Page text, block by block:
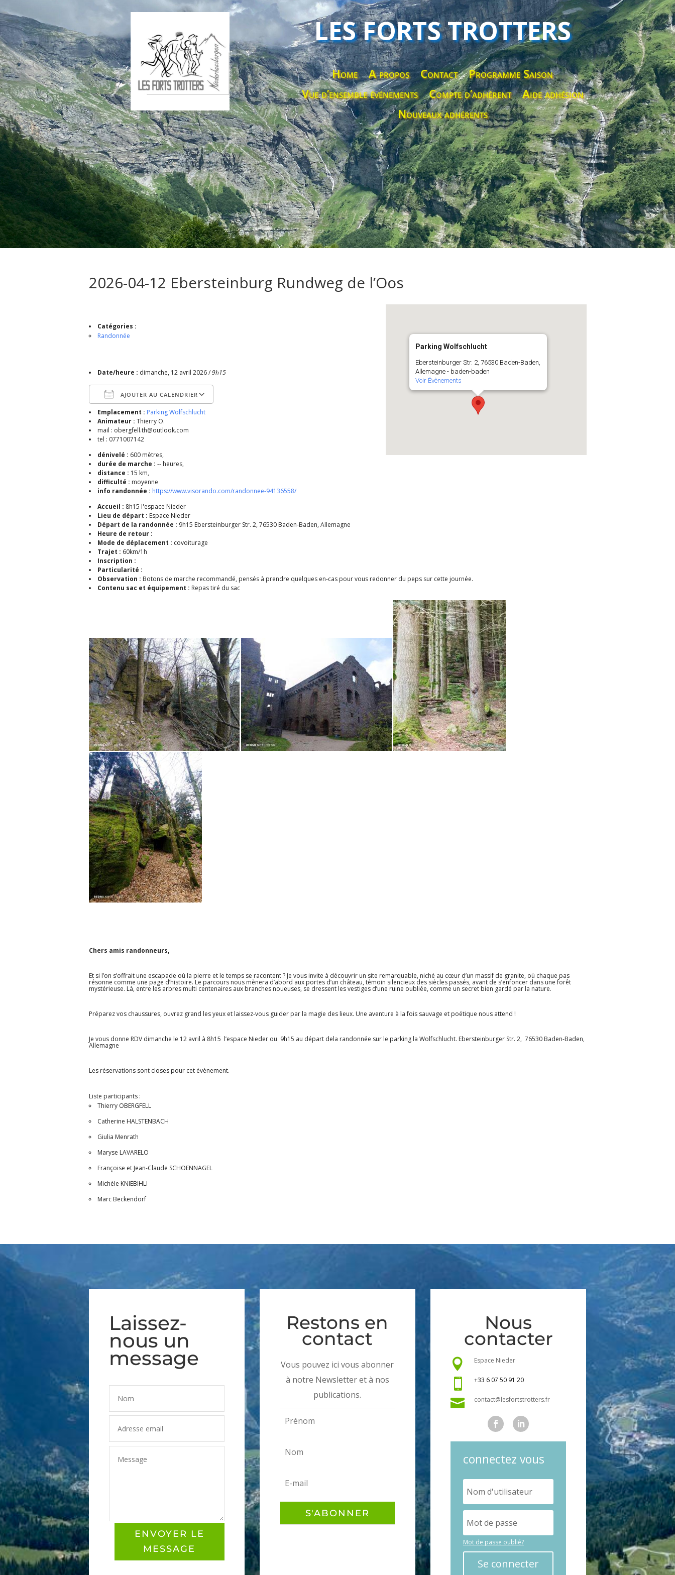
LES FORTS TROTTERS
Home A propos Contact
Programme Saison
Vue d’ensemble événements
Compte d’adhérent
Aide adhésion
Nouveaux adhérents
2026-04-12 Ebersteinburg Rundweg de l’Oos
Parking Wolfschlucht
Ebersteinburger Str. 2, 76530 Baden-Baden,
Allemagne - baden-baden
Voir Évènements
Catégories :
Randonnée
Date/heure : dimanche, 12 avril 2026 /9h15
AJOUTER AU CALENDRIER
Télécharger ICS Office 365
Emplacement : Parking Wolfschlucht
Animateur : Thierry O.
mail : obergfell.th@outlook.com
tel : 0771007142
dénivelé : 600 mètres,
durée de marche : -- heures,
distance : 15 km,
difficulté : moyenne
info randonnée : https://www.visorando.com/randonnee-94136558/
Accueil : 8h15 l'espace Nieder
Lieu de départ : Espace Nieder
Départ de la randonnée : 9h15 Ebersteinburger Str. 2, 76530 Baden-Baden, Allemagne
Heure de retour :
Mode de déplacement : covoiturage
Trajet : 60km/1h
Inscription :
Particularité :
Observation : Botons de marche recommandé, pensés à prendre quelques en-cas pour vous redonner du peps sur cette journée.
Contenu sac et équipement : Repas tiré du sac
Chers amis randonneurs,
Et si l’on s’offrait une escapade où la pierre et le temps se racontent ? Je vous invite à découvrir un site remarquable, niché au cœur d’un massif de granite, où chaque pas
résonne comme une page d’histoire. Le parcours nous mènera d’abord aux portes d’un château, témoin silencieux des siècles passés, avant de s’enfoncer dans une forêt
mystérieuse. Là, entre les arbres multi centenaires aux branches noueuses, se dressent les vestiges d’une ruine oubliée, comme un secret bien gardé par la nature.
Préparez vos chaussures, ouvrez grand les yeux et laissez-vous guider par la magie des lieux. Une aventure à la fois sauvage et poétique nous attend !
Je vous donne RDV dimanche le 12 avril à 8h15 l’espace Nieder ou 9h15 au départ dela randonnée sur le parking la Wolfschlucht. Ebersteinburger Str. 2, 76530 Baden-Baden,
Allemagne
Les réservations sont closes pour cet évènement.
Liste participants :
Thierry OBERGFELL
Catherine HALSTENBACH
Giulia Menrath
Maryse LAVARELO
Françoise et Jean-Claude SCHOENNAGEL
Michèle KNIEBIHLI
Marc Beckendorf
Laissez-
nous un
message
ENVOYER LE
MESSAGE
Restons en
contact
Vous pouvez ici vous abonner
à notre Newsletter et à nos
publications.
S'ABONNER
Nous
contacter
 Espace Nieder
 +33 6 07 50 91 20
 contact@lesfortstrotters.fr
connectez vous
Mot de passe oublié?
Se connecter